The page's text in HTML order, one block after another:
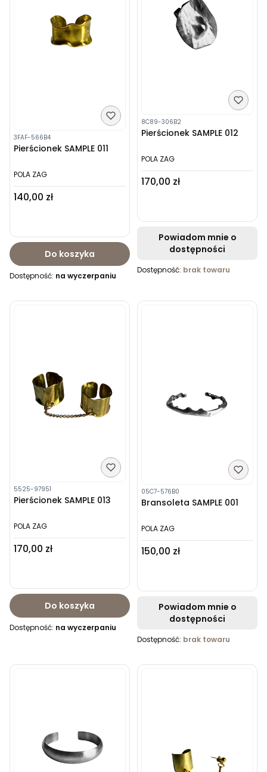
3FAF-566B4
Pierścionek SAMPLE 011
POLA ZAG
Cena
140,00 zł
Do koszyka
Dostępność: na wyczerpaniu
8C89-306B2
Pierścionek SAMPLE 012
POLA ZAG
Cena
170,00 zł
Powiadom mnie o
dostępności
Dostępność: brak towaru
5525-97951
Pierścionek SAMPLE 013
POLA ZAG
Cena
170,00 zł
Do koszyka
Dostępność: na wyczerpaniu
05C7-576B0
Bransoleta SAMPLE 001
POLA ZAG
Cena
150,00 zł
Powiadom mnie o
dostępności
Dostępność: brak towaru